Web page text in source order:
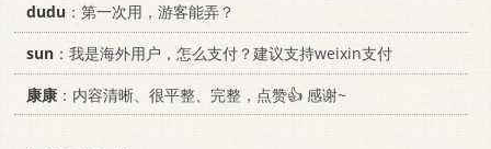
dudu ：第一次用，游客能弄？
sun ：我是海外用户，怎么支付？建议支持weixin支付
康康 ：内容清晰、很平整、完整，点赞👍 感谢~